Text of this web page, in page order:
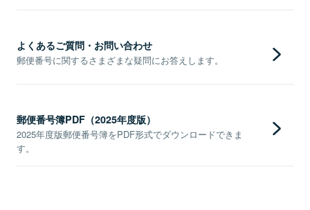
よくあるご質問・お問い合わせ
郵便番号に関するさまざまな疑問にお答えします。
郵便番号簿PDF（2025年度版）
2025年度版郵便番号簿をPDF形式でダウンロードできま
す。